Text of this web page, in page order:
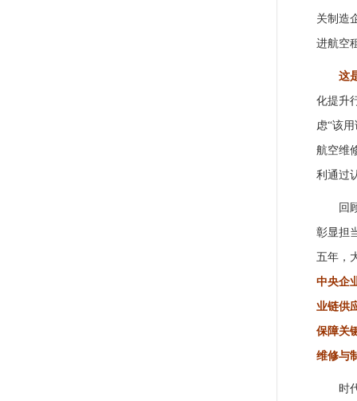
关制造
进航空
这
化提升
虑“该
航空维
利通过
回
彰显担
五年 ，
中央企
业链供
保障关
维修与
时